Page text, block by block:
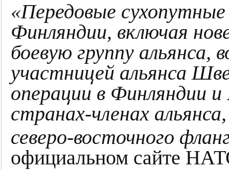
«Передовые
Финляндии, включая
боевую группу альянса,
участницей альянса
операции в Финляндии
странах-членах
северо-восточного
официальном сайте